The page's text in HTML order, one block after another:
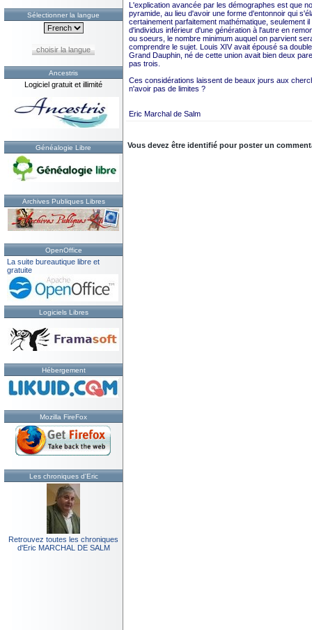
Sélectionner la langue
choisir la langue
Ancestris
Logiciel gratuit et illimité
Généalogie Libre
Archives Publiques Libres
OpenOffice
La suite bureautique libre et
gratuite
Logiciels Libres
Hébergement
Mozilla FireFox
Les chroniques d'Eric
Retrouvez toutes les chroniques
d'Eric MARCHAL DE SALM
L'explication avancée par les démographes est que
pyramide, au lieu d'avoir une forme d'entonnoir qui
certainement parfaitement mathématique, seulement
d'individus inférieur d'une génération à l'autre en
ou soeurs, le nombre minimum auquel on parvient
comprendre le sujet. Louis XIV avait épousé sa
Grand Dauphin, né de cette union avait bien deux
pas trois.
Ces considérations laissent de beaux jours aux
n'avoir pas de limites ?
Eric Marchal de Salm
Vous devez être identifié pour poster un